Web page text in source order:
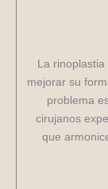
La
mejorar su
problema
cirujanos
que